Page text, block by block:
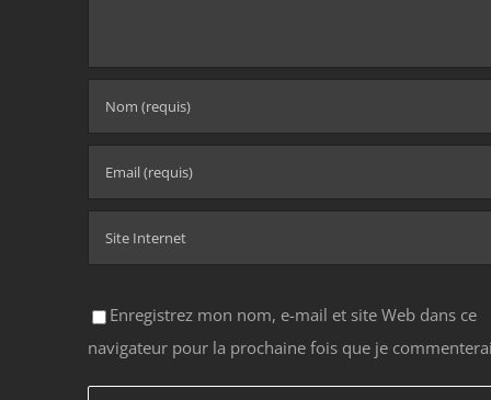
Enregistrez mon nom, e-mail et site Web dans ce
navigateur pour la prochaine fois que je